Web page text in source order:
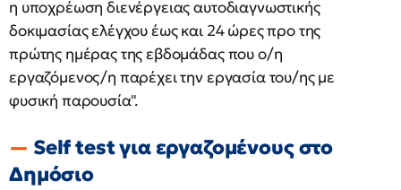
η υποχρέωση διενέργειας αυτοδιαγνωστικής
δοκιμασίας ελέγχου έως και 24 ώρες προ της
πρώτης ημέρας της εβδομάδας που ο/η
εργαζόμενος/η παρέχει την εργασία του/ης με
φυσική παρουσία".
Self test για εργαζομένους στο
Δημόσιο